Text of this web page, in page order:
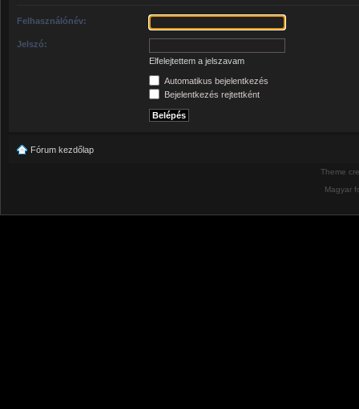
Felhasználónév:
Jelszó:
Elfelejtettem a jelszavam
Automatikus bejelentkezés
Bejelentkezés rejtettként
Fórum kezdőlap
Theme
Magyar